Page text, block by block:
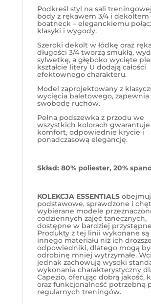
Podkreśl styl na sali
body z rękawem 3/4 i dekoltem
boatneck – eleganckiemu
klasyki i wygody.
Szeroki dekolt w łódkę oraz
długości 3/4 tworzą smukłą,
sylwetkę, a głęboko wycięte
kształcie litery U dodają całości
efektownego charakteru.
Model zaprojektowany z
wycięcia baletowego, zapewnia
swobodę ruchów.
Pełna podszewka z przodu we
wszystkich kolorach gwarantuje
komfort, odpowiednie krycie i
ponadczasową elegancję.
Skład: 80% poliester, 20%
KOLEKCJA ESSENTIALS
podstawowe, sprawdzone i
wybierane modele
codziennych zajęć tanecznych,
dostępne w bardziej
Produkty z tej linii wykonane są
innego materiału niż ich droższe
odpowiedniki, dlatego mogą
odrobinę mniej wytrzymałe.
jednak zachowują wysoki
wykonania charakterystyczny
Capezio, oferując dobrą jakość,
oraz funkcjonalność potrzebną
regularnych treningów.